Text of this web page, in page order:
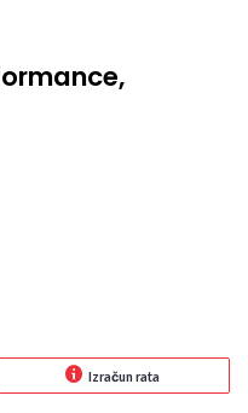
Izračun rata